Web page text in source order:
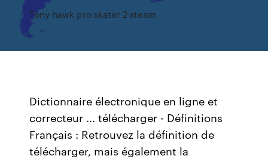
Tony hawk pro skater 2 steam
Dictionnaire électronique en ligne et
correcteur ... télécharger - Définitions
Français : Retrouvez la définition de
télécharger, mais également la